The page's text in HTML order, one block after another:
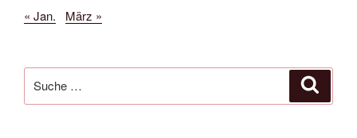
« Jan. März »
nach: